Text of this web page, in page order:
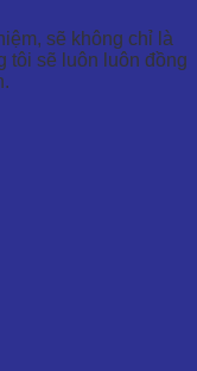
sẽ không chỉ là
tôi sẽ luôn luôn đồng